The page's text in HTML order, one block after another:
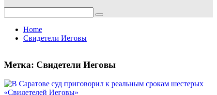
for:
Home
Свидетели Иеговы
Метка: Свидетели Иеговы